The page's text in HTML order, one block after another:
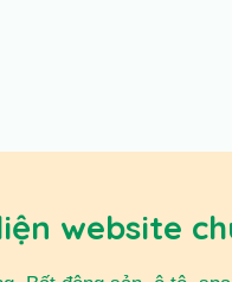
website